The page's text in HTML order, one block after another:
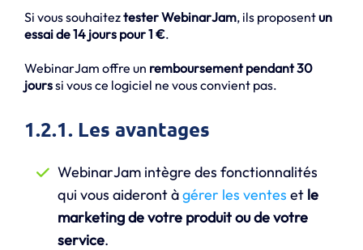
Si vous souhaiteztester WebinarJam, ils proposentun
essai de 14 jours pour 1 €.
WebinarJam offre un remboursement pendant 30
jourssi vous ce logiciel ne vous convient pas.
1.2.1. Les avantages
WebinarJam intègre des fonctionnalités
qui vous aideront àgérer les ventes et le
marketing de votre produit ou de votre
service.